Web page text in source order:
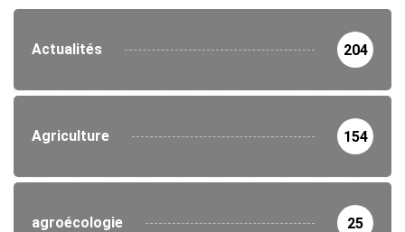
Actualités 204
Agriculture 154
agroécologie 25